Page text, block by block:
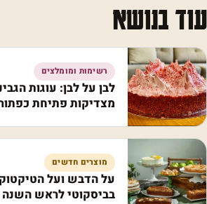
עוד בנושא
רשימות ומומלצים
לבן על לבן: עוגות
מצדיקות פתיחת כפתור
מוצרים חדשים
על הדבש ועל
בביסקוטי לראש השנה 2025?